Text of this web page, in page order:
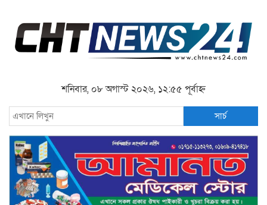
শনিবার, ০৮ অগাস্ট ২০২৬, ১২:৫৫ পূর্বাহ্ন
সার্চ